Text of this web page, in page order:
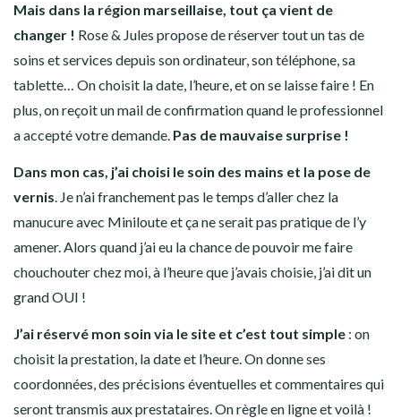
Mais dans la région marseillaise, tout ça vient de
changer ! Rose & Jules propose de réserver tout un tas de
soins et services depuis son ordinateur, son téléphone, sa
tablette… On choisit la date, l’heure, et on se laisse faire ! En
plus, on reçoit un mail de confirmation quand le professionnel
a accepté votre demande. Pas de mauvaise surprise !
Dans mon cas, j’ai choisi le soin des mains et la pose de
vernis. Je n’ai franchement pas le temps d’aller chez la
manucure avec Miniloute et ça ne serait pas pratique de l’y
amener. Alors quand j’ai eu la chance de pouvoir me faire
chouchouter chez moi, à l’heure que j’avais choisie, j’ai dit un
grand OUI !
J’ai réservé mon soin via le site et c’est tout simple : on
choisit la prestation, la date et l’heure. On donne ses
coordonnées, des précisions éventuelles et commentaires qui
seront transmis aux prestataires. On règle en ligne et voilà !